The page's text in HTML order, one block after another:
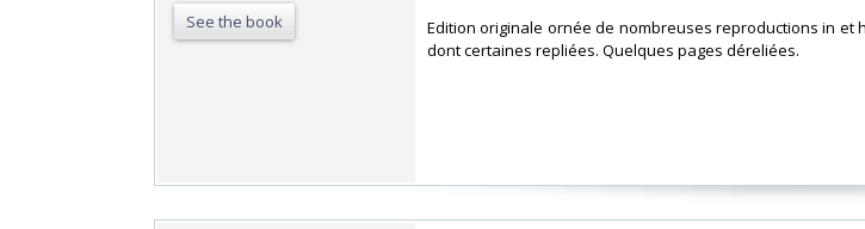
See the book
‎Edition originale ornée de nombreuses reproductions in et
dont certaines repliées. Quelques pages déreliées.‎